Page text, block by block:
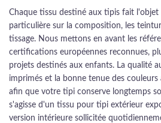
Chaque tissu destiné aux tipis fait
particulière sur la composition, les
tissage. Nous mettons en avant les
certifications européennes reconnues,
projets destinés aux enfants. La qualité
imprimés et la bonne tenue des couleurs
afin que votre tipi conserve longtemps
s'agisse d'un tissu pour tipi extérieur
version intérieure sollicitée